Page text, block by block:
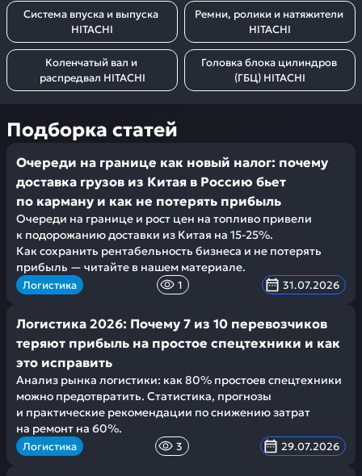
Система впуска и выпуска
HITACHI
Ремни, ролики и натяжители
HITACHI
Коленчатый вал и
распредвал HITACHI
Головка блока цилиндров
(ГБЦ) HITACHI
Подборка статей
Очереди на границе как новый налог: почему
доставка грузов из Китая в Россию бьет
по карману и как не потерять прибыль
Очереди на границе и рост цен на топливо привели
к подорожанию доставки из Китая на 15-25%.
Как сохранить рентабельность бизнеса и не потерять
прибыль — читайте в нашем материале.
Логистика 1 31.07.2026
Логистика 2026: Почему 7 из 10 перевозчиков
теряют прибыль на простое спецтехники и как
это исправить
Анализ рынка логистики: как 80% простоев спецтехники
можно предотвратить. Статистика, прогнозы
и практические рекомендации по снижению затрат
на ремонт на 60%.
Логистика 3 29.07.2026